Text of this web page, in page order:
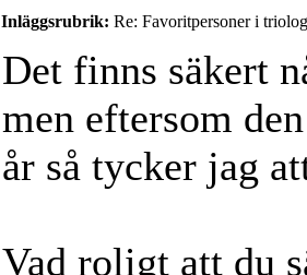
Inläggsrubrik: Re: Favoritpersoner i
Det finns säkert
men eftersom
år så tycker jag
Vad roligt att du